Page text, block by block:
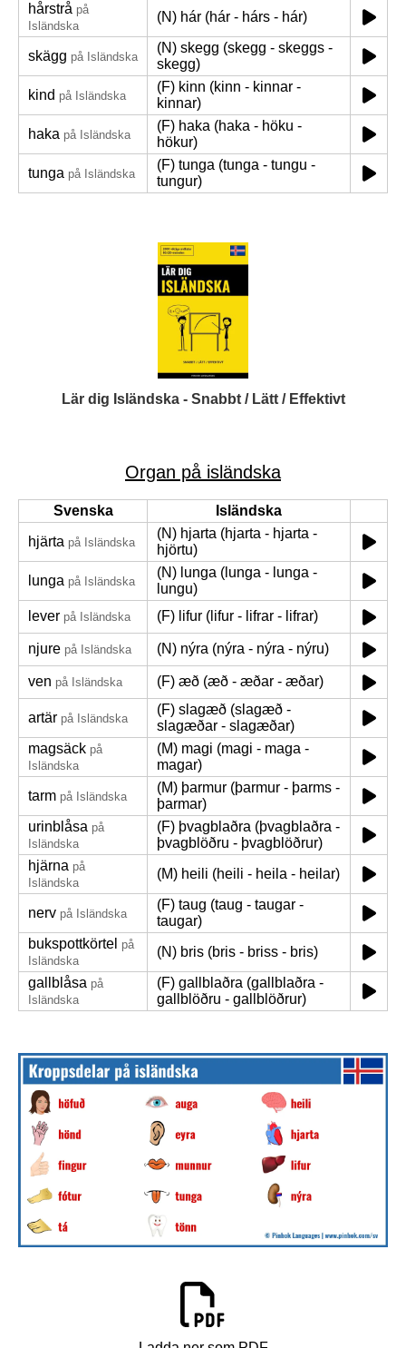
hårstrå på
Isländska
(N) hár (hár - hárs - hár)
skägg på Isländska
(N) skegg (skegg - skeggs -
skegg)
kind på Isländska
(F) kinn (kinn - kinnar -
kinnar)
haka på Isländska
(F) haka (haka - höku -
hökur)
tunga på Isländska
(F) tunga (tunga - tungu -
tungur)
Lär dig Isländska - Snabbt / Lätt / Effektivt
Organ på isländska
Svenska
Isländska
hjärta på Isländska
(N) hjarta (hjarta - hjarta -
hjörtu)
lunga på Isländska
(N) lunga (lunga - lunga -
lungu)
lever på Isländska (F) lifur (lifur - lifrar - lifrar)
njure på Isländska (N) nýra (nýra - nýra - nýru)
ven på Isländska (F) æð (æð - æðar - æðar)
artär på Isländska
(F) slagæð (slagæð -
slagæðar - slagæðar)
magsäck på
Isländska
(M) magi (magi - maga -
magar)
tarm på Isländska
(M) þarmur (þarmur - þarms -
þarmar)
urinblåsa på
Isländska
(F) þvagblaðra (þvagblaðra -
þvagblöðru - þvagblöðrur)
hjärna på
Isländska
(M) heili (heili - heila - heilar)
nerv på Isländska
(F) taug (taug - taugar -
taugar)
bukspottkörtel på
Isländska
(N) bris (bris - briss - bris)
gallblåsa på
Isländska
(F) gallblaðra (gallblaðra -
gallblöðru - gallblöðrur)